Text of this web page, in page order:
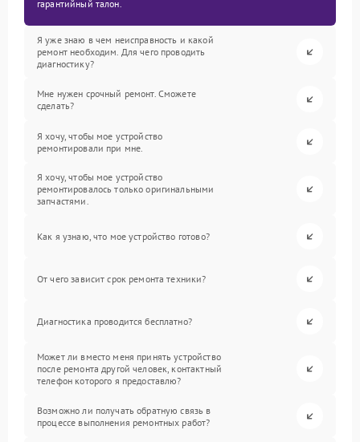
гарантийный талон.
Я уже знаю в чем неисправность и какой
ремонт необходим. Для чего проводить
диагностику?
Мне нужен срочный ремонт. Сможете
сделать?
Я хочу, чтобы мое устройство
ремонтировали при мне.
Я хочу, чтобы мое устройство
ремонтировалось только оригинальными
запчастями.
Как я узнаю, что мое устройство готово?
От чего зависит срок ремонта техники?
Диагностика проводится бесплатно?
Может ли вместо меня принять устройство
после ремонта другой человек, контактный
телефон которого я предоставлю?
Возможно ли получать обратную связь в
процессе выполнения ремонтных работ?